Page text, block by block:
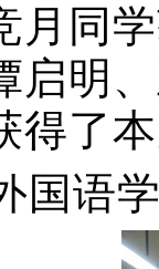
月同
启明
得了
国语